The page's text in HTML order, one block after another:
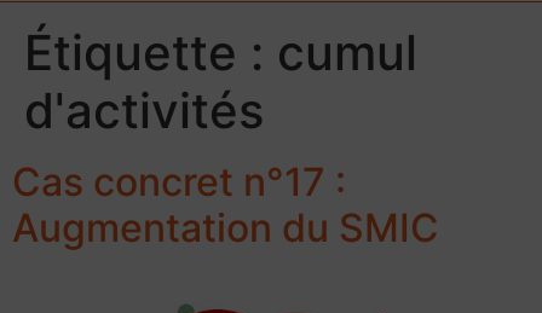
Étiquette : cumul
d'activités
Cas concret n°17 :
Augmentation du SMIC